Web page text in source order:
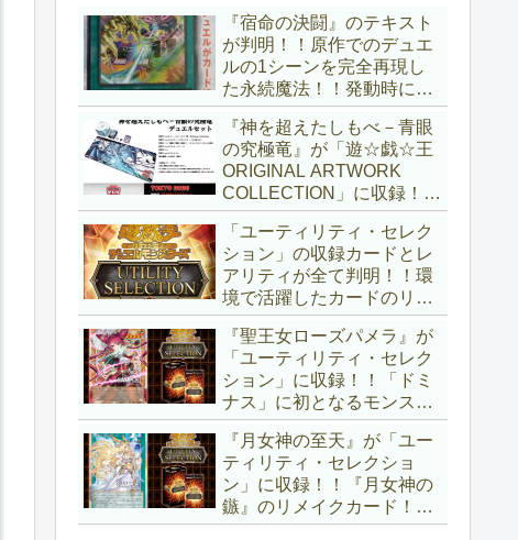
【遊戯王ラッシュデュエ
ル】
『宿命の決闘』のテキスト
が判明！！原作でのデュエ
ルの1シーンを完全再現し
た永続魔法！！発動時に無
差別にモンスターを裏返す
効果も、なかなかの影響力
ですね～。「Ｖジャンプ
(2026年10月号)」付属カー
ド。【遊戯王OCG】
『神を超えたしもべ－青眼
の究極竜』が「遊☆戯☆王
ORIGINAL ARTWORK
COLLECTION」に収録！！
3回の攻撃と除去、強固な
耐性と、正しく『強靭！無
敵！最強！』な「ブルーア
イズ」が登場です！！【遊
戯王OCG】
「ユーティリティ・セレク
ション」の収録カードとレ
アリティが全て判明！！環
境で活躍したカードのリメ
イクが多数収録！！調整版
『墓穴の指名者』や「ドミ
ナス」の少女のカード化な
ど、注目要素が満載ですね
～。【遊戯王OCG】
『聖王女ローズパメラ』が
「ユーティリティ・セレク
ション」に収録！！「ドミ
ナス」に初となるモンスタ
ーが登場！！『聖王の粉
砕』や『列王詩篇』に描か
れていた少女で、実際にこ
の2種を強力にサポートし
ていますね！！【遊戯王
『月女神の至天』が「ユー
ティリティ・セレクショ
ン」に収録！！『月女神の
鏃』のリメイクカード！！
選出傾向が読めなくなりま